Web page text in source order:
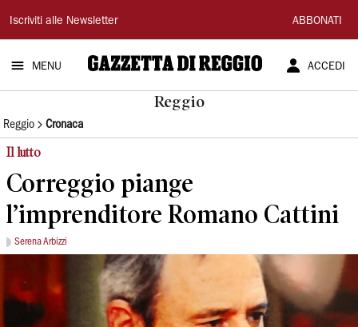
Gazzetta
di
Reggio
Iscriviti alle Newsletter ABBONATI
MENU ACCEDI
Reggio
Reggio Cronaca
Il lutto
Correggio piange
l’imprenditore Romano Cattini
Serena Arbizzi